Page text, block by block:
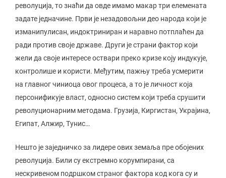
револуција, то знаћи да овде имамо макар три елемената
задате једначине. Први је незадовољни део народа који је
изманипулисан, индоктриниран и наравно потплаћен да
ради против своје државе. Други је страни фактор који
жели да своје интересе оствари преко кризе коју индукује,
контролише и користи. Међутим, пажњу треба усмерити
на главног чиниоца овог процеса, а то је личност која
персонификује власт, односно систем који треба срушити
револуционарним методама. Грузија, Киргистан, Украјина,
Египат, Алжир, Тунис…
Нешто је заједничко за лидере ових земаља пре обојених
револуција. Били су екстремно корумпирани, са
нескривеном подршком страног фактора код кога су и